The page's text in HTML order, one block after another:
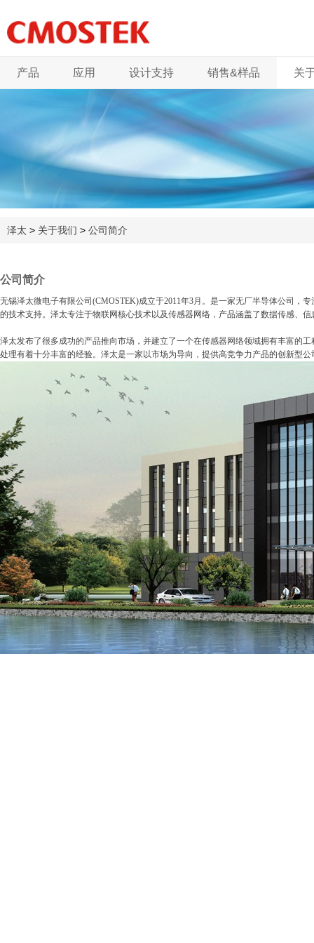
产品 应用 设计支持 销售&样品 关
泽太 > 关于我们 > 公司简介
公司简介
无锡泽太微电子有限公司 (CMOSTEK)成立于2011年3月。是一家无厂半导体公司，
的技术支持。泽太专注于物联网核心技术以及传感器网络，产品涵盖了数据传感、
泽太发布了很多成功的产品推向市场，并建立了一个在传感器网络领域拥有丰富的
处理有着十分丰富的经验。泽太是一家以市场为导向，提供高竞争力产品的创新型公